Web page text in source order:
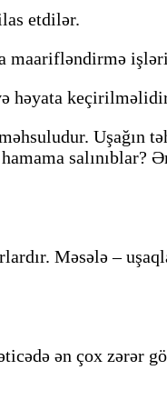
etdilər.
maarifləndirmə
həyata
Uşağın
salınıblar?
Məsələ –
ən çox zərər